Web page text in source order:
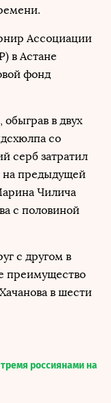
Ассоциации
в Астане
фонд
в двух
со
серб затратил
на предыдущей
Чилича
с половиной
с другом в
преимущество
в шести
россиянами на